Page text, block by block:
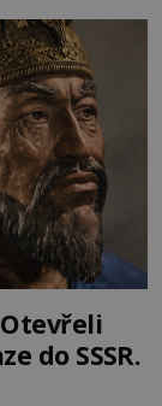
má
do SSSR.